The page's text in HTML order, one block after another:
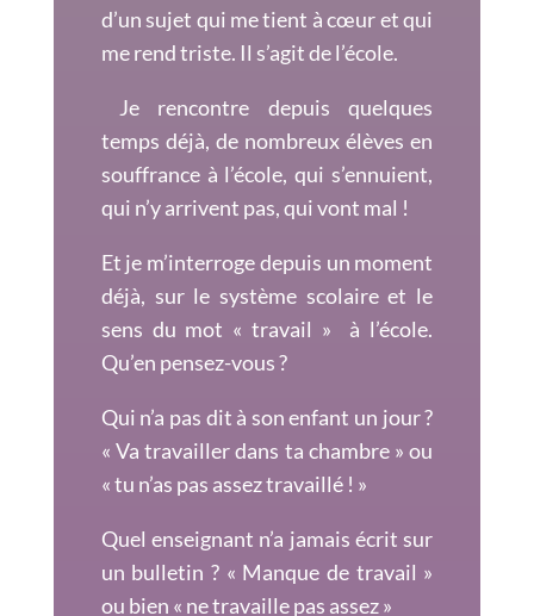
d’un sujet qui me tient à cœur et qui
me rend triste. Il s’agit de l’école.
Je rencontre depuis quelques
temps déjà, de nombreux élèves en
souffrance à l’école, qui s’ennuient,
qui n’y arrivent pas, qui vont mal !
Et je m’interroge depuis un moment
déjà, sur le système scolaire et le
sens du mot « travail » à l’école.
Qu’en pensez-vous ?
Qui n’a pas dit à son enfant un jour ?
« Va travailler dans ta chambre » ou
« tu n’as pas assez travaillé ! »
Quel enseignant n’a jamais écrit sur
un bulletin ? « Manque de travail »
ou bien « ne travaille pas assez »